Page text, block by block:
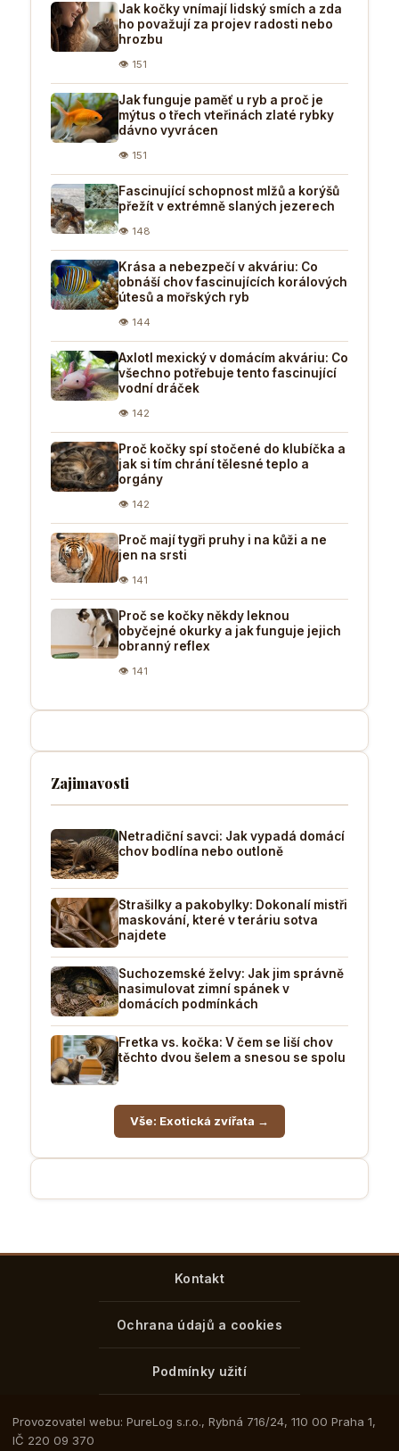
Jak kočky vnímají lidský smích a zda
ho považují za projev radosti nebo
hrozbu
👁 151
Jak funguje paměť u ryb a proč je
mýtus o třech vteřinách zlaté rybky
dávno vyvrácen
👁 151
Fascinující schopnost mlžů a korýšů
přežít v extrémně slaných jezerech
👁 148
Krása a nebezpečí v akváriu: Co
obnáší chov fascinujících korálových
útesů a mořských ryb
👁 144
Axlotl mexický v domácím akváriu: Co
všechno potřebuje tento fascinující
vodní dráček
👁 142
Proč kočky spí stočené do klubíčka a
jak si tím chrání tělesné teplo a
orgány
👁 142
Proč mají tygři pruhy i na kůži a ne
jen na srsti
👁 141
Proč se kočky někdy leknou
obyčejné okurky a jak funguje jejich
obranný reflex
👁 141
Zajimavosti
Netradiční savci: Jak vypadá domácí
chov bodlína nebo outloně
Strašilky a pakobylky: Dokonalí mistři
maskování, které v teráriu sotva
najdete
Suchozemské želvy: Jak jim správně
nasimulovat zimní spánek v
domácích podmínkách
Fretka vs. kočka: V čem se liší chov
těchto dvou šelem a snesou se spolu
Vše: Exotická zvířata →
Kontakt
Ochrana údajů a cookies
Podmínky užití
Provozovatel webu: PureLog s.r.o., Rybná 716/24, 110 00 Praha 1,
IČ 220 09 370